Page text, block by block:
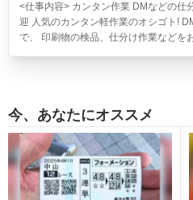
<仕事内容> カンタン作業 DMなどの仕
迎 人気のカンタン軽作業のオシゴト!
で、 印刷物の検品、仕分け作業などを
今、あなたにオススメ